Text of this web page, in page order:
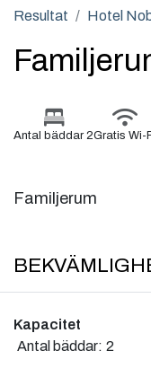
Resultat Hotel
Antal bäddar 2Gratis Wi-
Familjerum
Kapacitet
Antal bäddar: 2